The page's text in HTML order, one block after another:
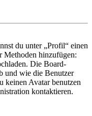
du unter „Profil“ einen
Methoden hinzufügen:
Die Board-
und wie die Benutzer
keinen Avatar benutzen
kontaktieren.